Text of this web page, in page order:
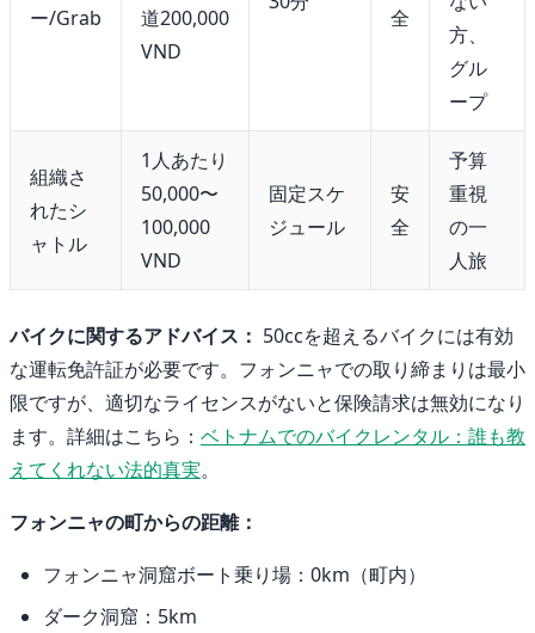
ー/Grab
道200,000
VND
全
方、
グル
ープ
組織さ
れたシ
ャトル
1人あたり
50,000〜
100,000
VND
固定スケ
ジュール
安
全
予算
重視
の一
人旅
バイクに関するアドバイス： 50ccを超えるバイクには有効
な運転免許証が必要です。フォンニャでの取り締まりは最小
限ですが、適切なライセンスがないと保険請求は無効になり
ます。詳細はこちら： ベトナムでのバイクレンタル：誰も教
えてくれない法的真実。
フォンニャの町からの距離：
フォンニャ洞窟ボート乗り場：0km（町内）
ダーク洞窟：5km